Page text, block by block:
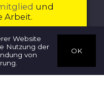
und
Arbeit.
Chiudi
Website
Nutzung der
von
OK